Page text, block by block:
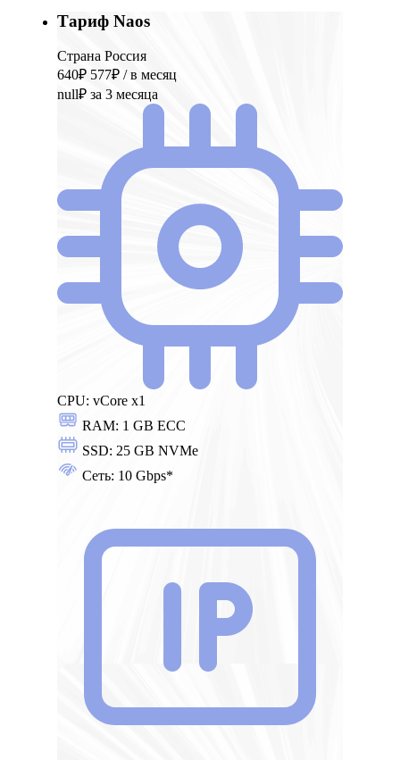
Тариф Naos
Страна Россия
640₽ 577₽ / в месяц
null₽ за 3 месяца
CPU: vCore x1
RAM: 1 GB ECC
SSD: 25 GB NVMe
Сеть: 10 Gbps*